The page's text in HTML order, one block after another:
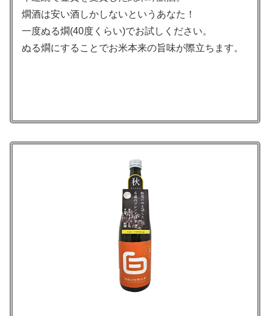
燗酒は安い酒しかしないというあなた！
一度ぬる燗(40度くらい)でお試しください。
ぬる燗にすることでお米本来の旨味が際立ちます。